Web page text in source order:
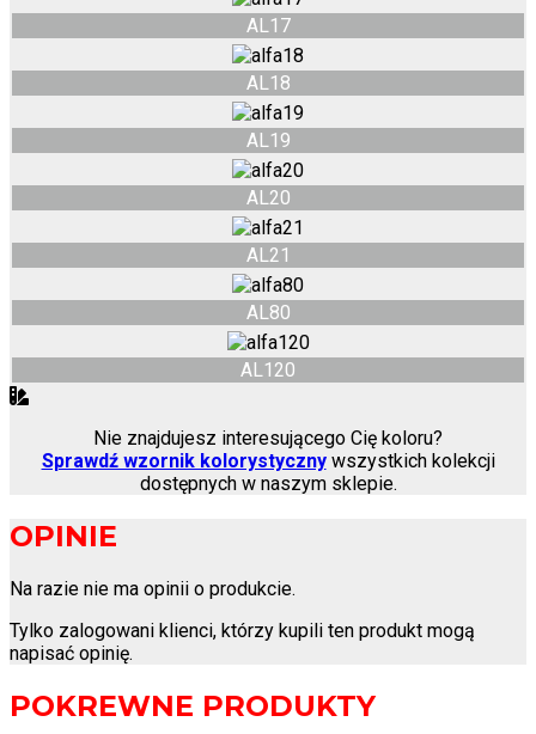
AL17
AL18
AL19
AL20
AL21
AL80
AL120
Nie znajdujesz interesującego Cię koloru?
Sprawdź wzornik kolorystycznywszystkich kolekcji
dostępnych w naszym sklepie.
OPINIE
Na razie nie ma opinii o produkcie.
Tylko zalogowani klienci, którzy kupili ten produkt mogą
napisać opinię.
POKREWNE PRODUKTY